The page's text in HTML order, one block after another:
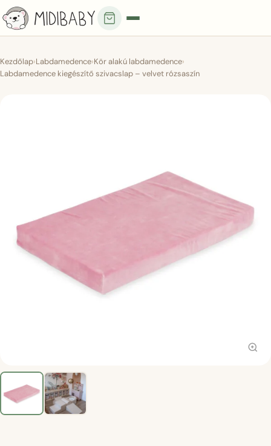
Kezdőlap›Labdamedence›Kör alakú labdamedence›
Labdamedence kiegészítő szivacslap – velvet rózsaszín